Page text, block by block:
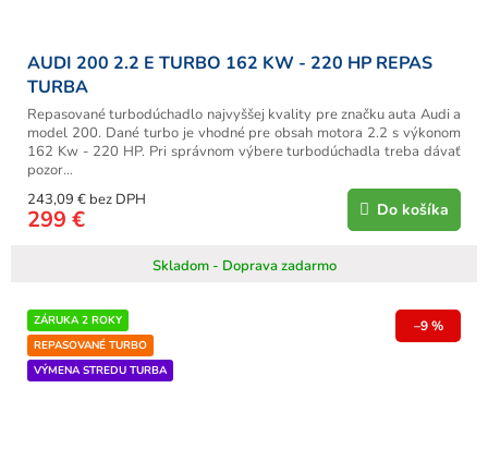
AUDI 200 2.2 E TURBO 162 KW - 220 HP REPAS
TURBA
Skladom - Doprava zadarmo
243,09 € bez DPH
299 € Do košíka
Repasované turbodúchadlo najvyššej kvality pre značku auta Audi a
model 200. Dané turbo je vhodné pre obsah motora 2.2 s výkonom
162 Kw - 220 HP. Pri správnom výbere turbodúchadla treba dávať
pozor...
ZÁRUKA 2 ROKY
REPASOVANÉ TURBO
VÝMENA STREDU TURBA
–9 %